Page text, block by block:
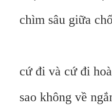
chìm sâu giữa
cứ đi và cứ đi
sao không về